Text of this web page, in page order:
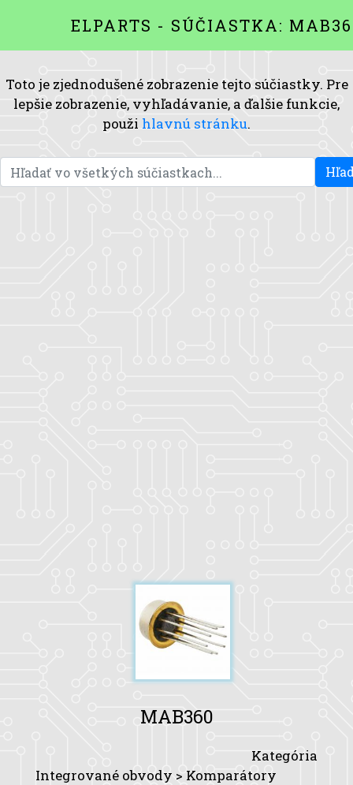
ELPARTS - SÚČIASTKA:
Toto je zjednodušené zobrazenie tejto súčiastky. Pre
lepšie zobrazenie, vyhľadávanie, a ďalšie funkcie,
použi hlavnú stránku.
MAB360
Kategória
Integrované obvody > Komparátory